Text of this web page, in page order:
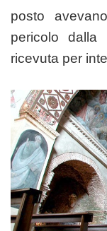
posto
pericolo
ricevuta per